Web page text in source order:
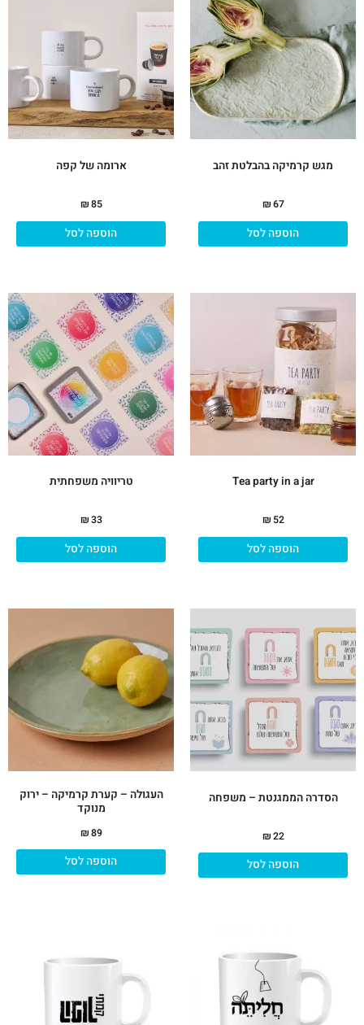
מגש קרמיקה בהבלטת זהב
₪67
הוספה לסל
ארומה של קפה
₪85
הוספה לסל
Tea party in a jar
₪ 52
הוספה לסל
טריוויה משפחתית
₪33
הוספה לסל
הסדרה הממגנטת – משפחה
₪22
הוספה לסל
העגולה – קערת קרמיקה – ירוק
מנוקד
₪89
הוספה לסל